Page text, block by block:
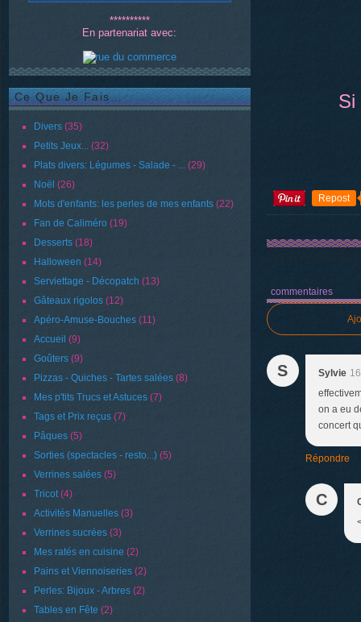
**********
En partenariat avec:
Ce Que Je Fais...
Divers (35)
Petits Jeux... (32)
Plats divers: Légumes - Salade - ... (29)
Noël (26)
Mots d'enfants: les perles de mes enfants (22)
Fan de Caliméro (19)
Desserts (18)
Halloween (14)
Serviettage - Décopatch (13)
Gâteaux rigolos (12)
Apéro-Amuse-Bouches (11)
Accueil (9)
Goûters (9)
Pizzas - Quiches - Tartes salées (8)
Mes p'tits Trucs et Astuces (7)
Tags et Prix reçus (7)
Pâques (5)
Sorties (spectacles - resto...) (5)
Verrines salées (5)
Tricot(4)
Activités Manuelles (3)
Verrines sucrées (3)
Mes ratés en cuisine (2)
Pains et Viennoiseries (2)
Perles: Bijoux - Arbres (2)
Tables en Fête (2)
Si
Repost
commentaires
S Sylvie
on a eu
concert
Répondre
C